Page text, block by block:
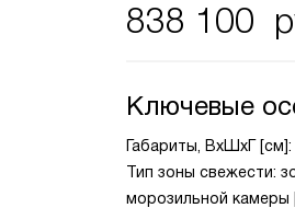
838 100
Ключевые
Габариты, ВxШxГ
Тип зоны свежести:
морозильной камеры